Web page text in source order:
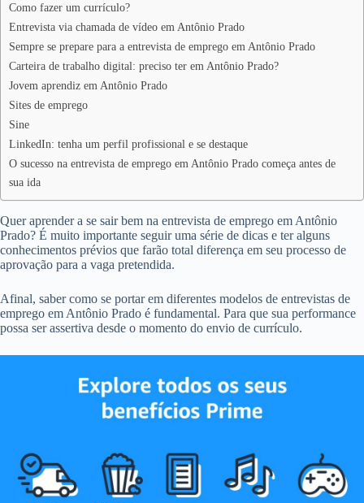
Como fazer um currículo?
Entrevista via chamada de vídeo em Antônio Prado
Sempre se prepare para a entrevista de emprego em Antônio Prado
Carteira de trabalho digital: preciso ter em Antônio Prado?
Jovem aprendiz em Antônio Prado
Sites de emprego
Sine
LinkedIn: tenha um perfil profissional e se destaque
O sucesso na entrevista de emprego em Antônio Prado começa antes de
sua ida
Quer aprender a se sair bem na entrevista de emprego em Antônio
Prado? É muito importante seguir uma série de dicas e ter alguns
conhecimentos prévios que farão total diferença em seu processo de
aprovação para a vaga pretendida.
Afinal, saber como se portar em diferentes modelos de entrevistas de
emprego em Antônio Prado é fundamental. Para que sua performance
possa ser assertiva desde o momento do envio de currículo.